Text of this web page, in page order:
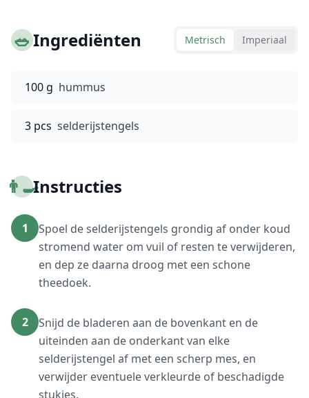
🥗Ingrediënten Metrisch Imperiaal
100 g hummus
3 pcs selderijstengels
👨‍🍳Instructies
1
Spoel de selderijstengels grondig af onder koud
stromend water om vuil of resten te verwijderen,
en dep ze daarna droog met een schone
theedoek.
2
Snijd de bladeren aan de bovenkant en de
uiteinden aan de onderkant van elke
selderijstengel af met een scherp mes, en
verwijder eventuele verkleurde of beschadigde
stukjes.